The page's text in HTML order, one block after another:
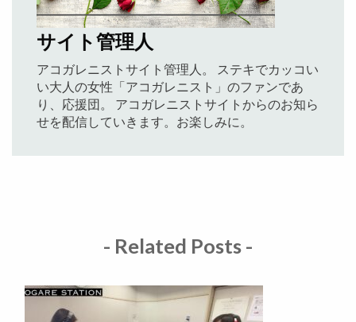
サイト管理人
アコガレニストサイト管理人。 ステキでカッコい
い大人の女性「アコガレニスト」のファンであ
り、応援団。 アコガレニストサイトからのお知ら
せを配信していきます。お楽しみに。
- Related Posts -